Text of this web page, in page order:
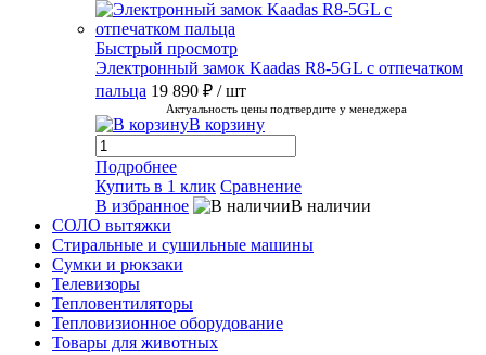
Быстрый просмотр
Электронный замок Kaadas R8-5GL с отпечатком
пальца 19 890 ₽ / шт
Актуальность цены подтвердите у менеджера
В корзину
Подробнее
Купить в 1 клик Сравнение
В избранное
В наличии
СОЛО вытяжки
Стиральные и сушильные машины
Сумки и рюкзаки
Телевизоры
Тепловентиляторы
Тепловизионное оборудование
Товары для животных